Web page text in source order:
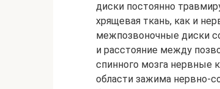
диски постоянно
хрящевая ткань, как и
межпозвоночные диски
и расстояние между
спинного мозга нервные
области зажима нервно-